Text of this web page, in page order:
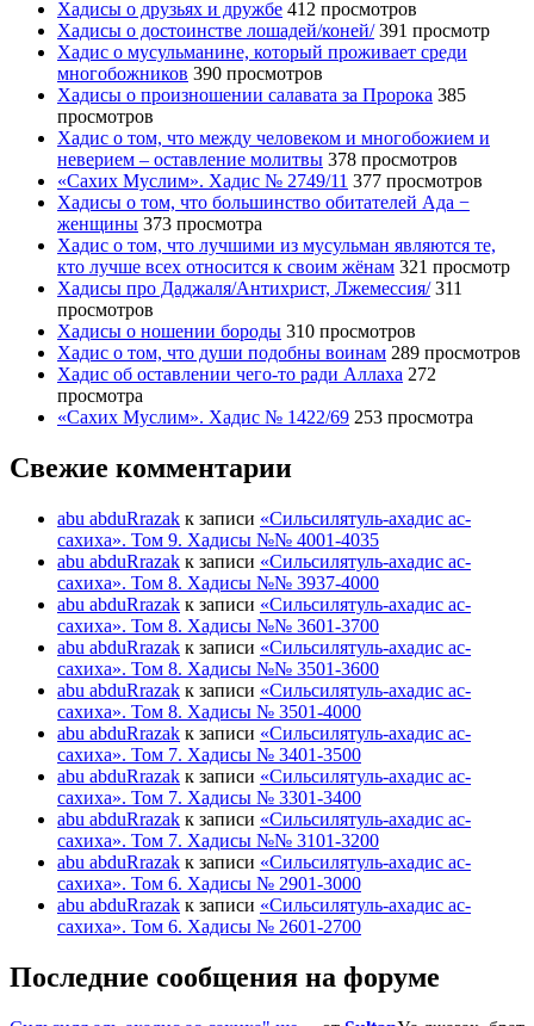
Хадисы о друзьях и дружбе 412 просмотров
Хадисы о достоинстве лошадей/коней/ 391 просмотр
Хадис о мусульманине, который проживает среди
многобожников 390 просмотров
Хадисы о произношении салавата за Пророка 385
просмотров
Хадис о том, что между человеком и многобожием и
неверием – оставление молитвы 378 просмотров
«Сахих Муслим». Хадис № 2749/11 377 просмотров
Хадисы о том, что большинство обитателей Ада −
женщины 373 просмотра
Хадис о том, что лучшими из мусульман являются те,
кто лучше всех относится к своим жёнам 321 просмотр
Хадисы про Даджаля/Антихрист, Лжемессия/ 311
просмотров
Хадисы о ношении бороды 310 просмотров
Хадис о том, что души подобны воинам 289 просмотров
Хадис об оставлении чего-то ради Аллаха 272
просмотра
«Сахих Муслим». Хадис № 1422/69 253 просмотра
Свежие комментарии
abu abduRrazak к записи «Сильсилятуль-ахадис ас-
сахиха». Том 9. Хадисы №№ 4001-4035
abu abduRrazak к записи «Сильсилятуль-ахадис ас-
сахиха». Том 8. Хадисы №№ 3937-4000
abu abduRrazak к записи «Сильсилятуль-ахадис ас-
сахиха». Том 8. Хадисы №№ 3601-3700
abu abduRrazak к записи «Сильсилятуль-ахадис ас-
сахиха». Том 8. Хадисы №№ 3501-3600
abu abduRrazak к записи «Сильсилятуль-ахадис ас-
сахиха». Том 8. Хадисы № 3501-4000
abu abduRrazak к записи «Сильсилятуль-ахадис ас-
сахиха». Том 7. Хадисы № 3401-3500
abu abduRrazak к записи «Сильсилятуль-ахадис ас-
сахиха». Том 7. Хадисы № 3301-3400
abu abduRrazak к записи «Сильсилятуль-ахадис ас-
сахиха». Том 7. Хадисы №№ 3101-3200
abu abduRrazak к записи «Сильсилятуль-ахадис ас-
сахиха». Том 6. Хадисы № 2901-3000
abu abduRrazak к записи «Сильсилятуль-ахадис ас-
сахиха». Том 6. Хадисы № 2601-2700
Последние сообщения на форуме